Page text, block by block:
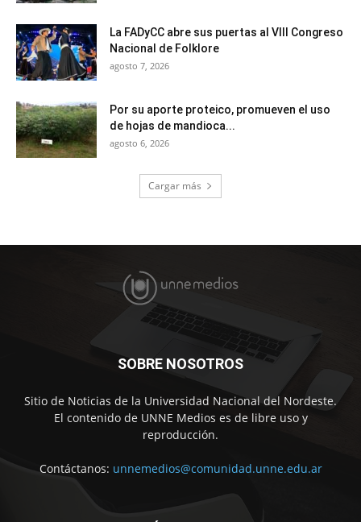
La FADyCC abre sus puertas al VIII Congreso
Nacional de Folklore
agosto 7, 2026
Por su aporte proteico, promueven el uso
de hojas de mandioca...
agosto 6, 2026
Cargar más
SOBRE NOSOTROS
Sitio de Noticias de la Universidad Nacional del Nordeste.
El contenido de UNNE Medios es de libre uso y
reproducción.
Contáctanos: unnemedios@comunidad.unne.edu.ar